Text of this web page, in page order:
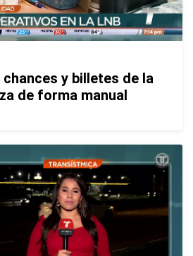
y billetes de la
de forma manual